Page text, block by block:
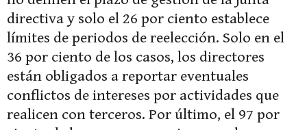
directiva y solo el 26 por ciento establece
límites de periodos de reelección. Solo en el
36 por ciento de los casos, los directores
están obligados a reportar eventuales
conflictos de intereses por actividades que
realicen con terceros. Por último, el 97 por